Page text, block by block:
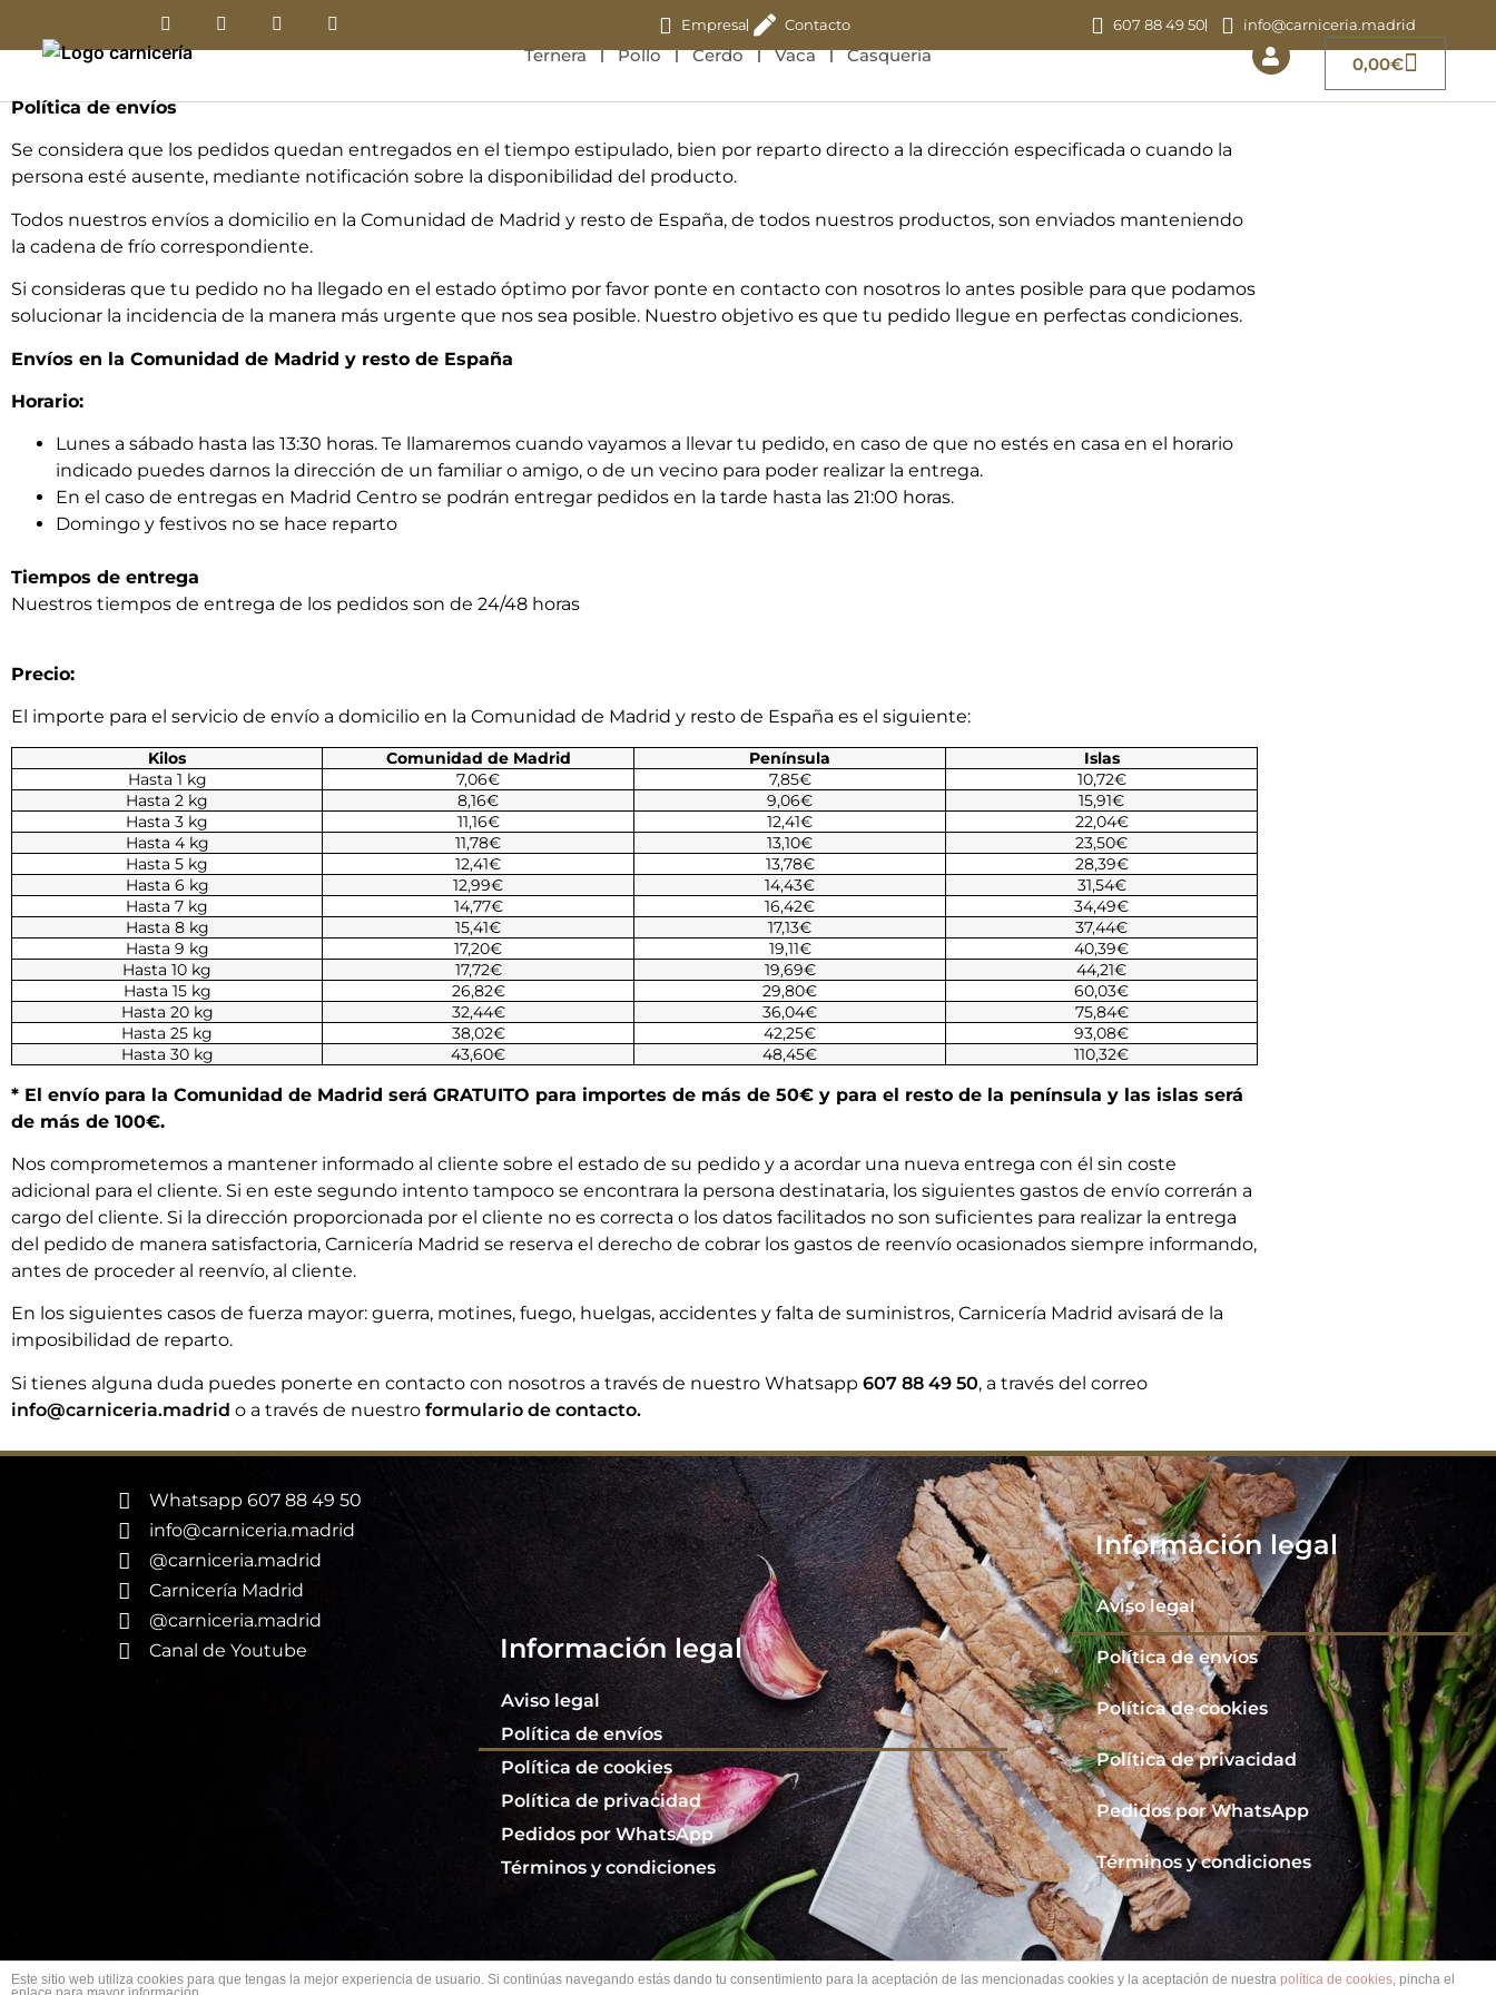
Empresa Contacto 607 88 49 50 info@carniceria.madrid
Ternera Pollo Cerdo Vaca Casquería 0,00€
Política de envíos
Se considera que los pedidos quedan entregados en el tiempo estipulado, bien por reparto directo a la dirección especificada o cuando la
persona esté ausente, mediante notificación sobre la disponibilidad del producto.
Todos nuestros envíos a domicilio en la Comunidad de Madrid y resto de España, de todos nuestros productos, son enviados manteniendo
la cadena de frío correspondiente.
Si consideras que tu pedido no ha llegado en el estado óptimo por favor ponte en contacto con nosotros lo antes posible para que podamos
solucionar la incidencia de la manera más urgente que nos sea posible. Nuestro objetivo es que tu pedido llegue en perfectas condiciones.
Envíos en la Comunidad de Madrid y resto de España
Horario:
Lunes a sábado hasta las 13:30 horas. Te llamaremos cuando vayamos a llevar tu pedido, en caso de que no estés en casa en el horario
indicado puedes darnos la dirección de un familiar o amigo, o de un vecino para poder realizar la entrega.
En el caso de entregas en Madrid Centro se podrán entregar pedidos en la tarde hasta las 21:00 horas.
Domingo y festivos no se hace reparto
Tiempos de entrega
Nuestros tiempos de entrega de los pedidos son de 24/48 horas
Precio:
El importe para el servicio de envío a domicilio en la Comunidad de Madrid y resto de España es el siguiente:
Kilos Comunidad de Madrid Península
Islas
Hasta 1 kg
7,06€ 7,85€
10,72€
Hasta 2 kg
8,16€ 9,06€
15,91€
Hasta 3 kg
11,16€ 12,41€
22,04€
Hasta 4 kg
11,78€ 13,10€
23,50€
Hasta 5 kg
12,41€ 13,78€
28,39€
Hasta 6 kg
12,99€ 14,43€
31,54€
Hasta 7 kg
14,77€ 16,42€
34,49€
Hasta 8 kg
15,41€ 17,13€
37,44€
Hasta 9 kg
17,20€ 19,11€
40,39€
Hasta 10 kg
17,72€ 19,69€
44,21€
Hasta 15 kg
26,82€ 29,80€
60,03€
Hasta 20 kg
32,44€ 36,04€
75,84€
Hasta 25 kg
38,02€ 42,25€
93,08€
Hasta 30 kg
43,60€ 48,45€ 110,32€
* El envío para la Comunidad de Madrid será GRATUITO para importes de más de 50€ y para el resto de la península y las islas será
de más de 100€.
Nos comprometemos a mantener informado al cliente sobre el estado de su pedido y a acordar una nueva entrega con él sin coste
adicional para el cliente. Si en este segundo intento tampoco se encontrara la persona destinataria, los siguientes gastos de envío correrán a
cargo del cliente. Si la dirección proporcionada por el cliente no es correcta o los datos facilitados no son suficientes para realizar la entrega
del pedido de manera satisfactoria, Carnicería Madrid se reserva el derecho de cobrar los gastos de reenvío ocasionados siempre informando,
antes de proceder al reenvío, al cliente.
En los siguientes casos de fuerza mayor: guerra, motines, fuego, huelgas, accidentes y falta de suministros, Carnicería Madrid avisará de la
imposibilidad de reparto.
Si tienes alguna duda puedes ponerte en contacto con nosotros a través de nuestro Whatsapp 607 88 49 50, a través del correo
info@carniceria.madrid o a través de nuestro formulario de contacto.
Whatsapp 607 88 49 50
info@carniceria.madrid
@carniceria.madrid
Carnicería Madrid
@carniceria.madrid
Canal de Youtube
Información legal
Aviso legal
Política de envíos
Política de cookies
Política de privacidad
Pedidos por WhatsApp
Términos y condiciones
Información legal
Aviso legal
Política de envíos
Política de cookies
Política de privacidad
Pedidos por WhatsApp
Términos y condiciones
Carnicería Madrid 2026 © Todos los derechos reservados Sitio web diseñado porDigital Ball
Este sitio web utiliza cookies para que tengas la mejor experiencia de usuario. Si continúas navegando estás dando tu consentimiento para la aceptación de las mencionadas cookies y la aceptación de nuestra política de cookies, pincha el